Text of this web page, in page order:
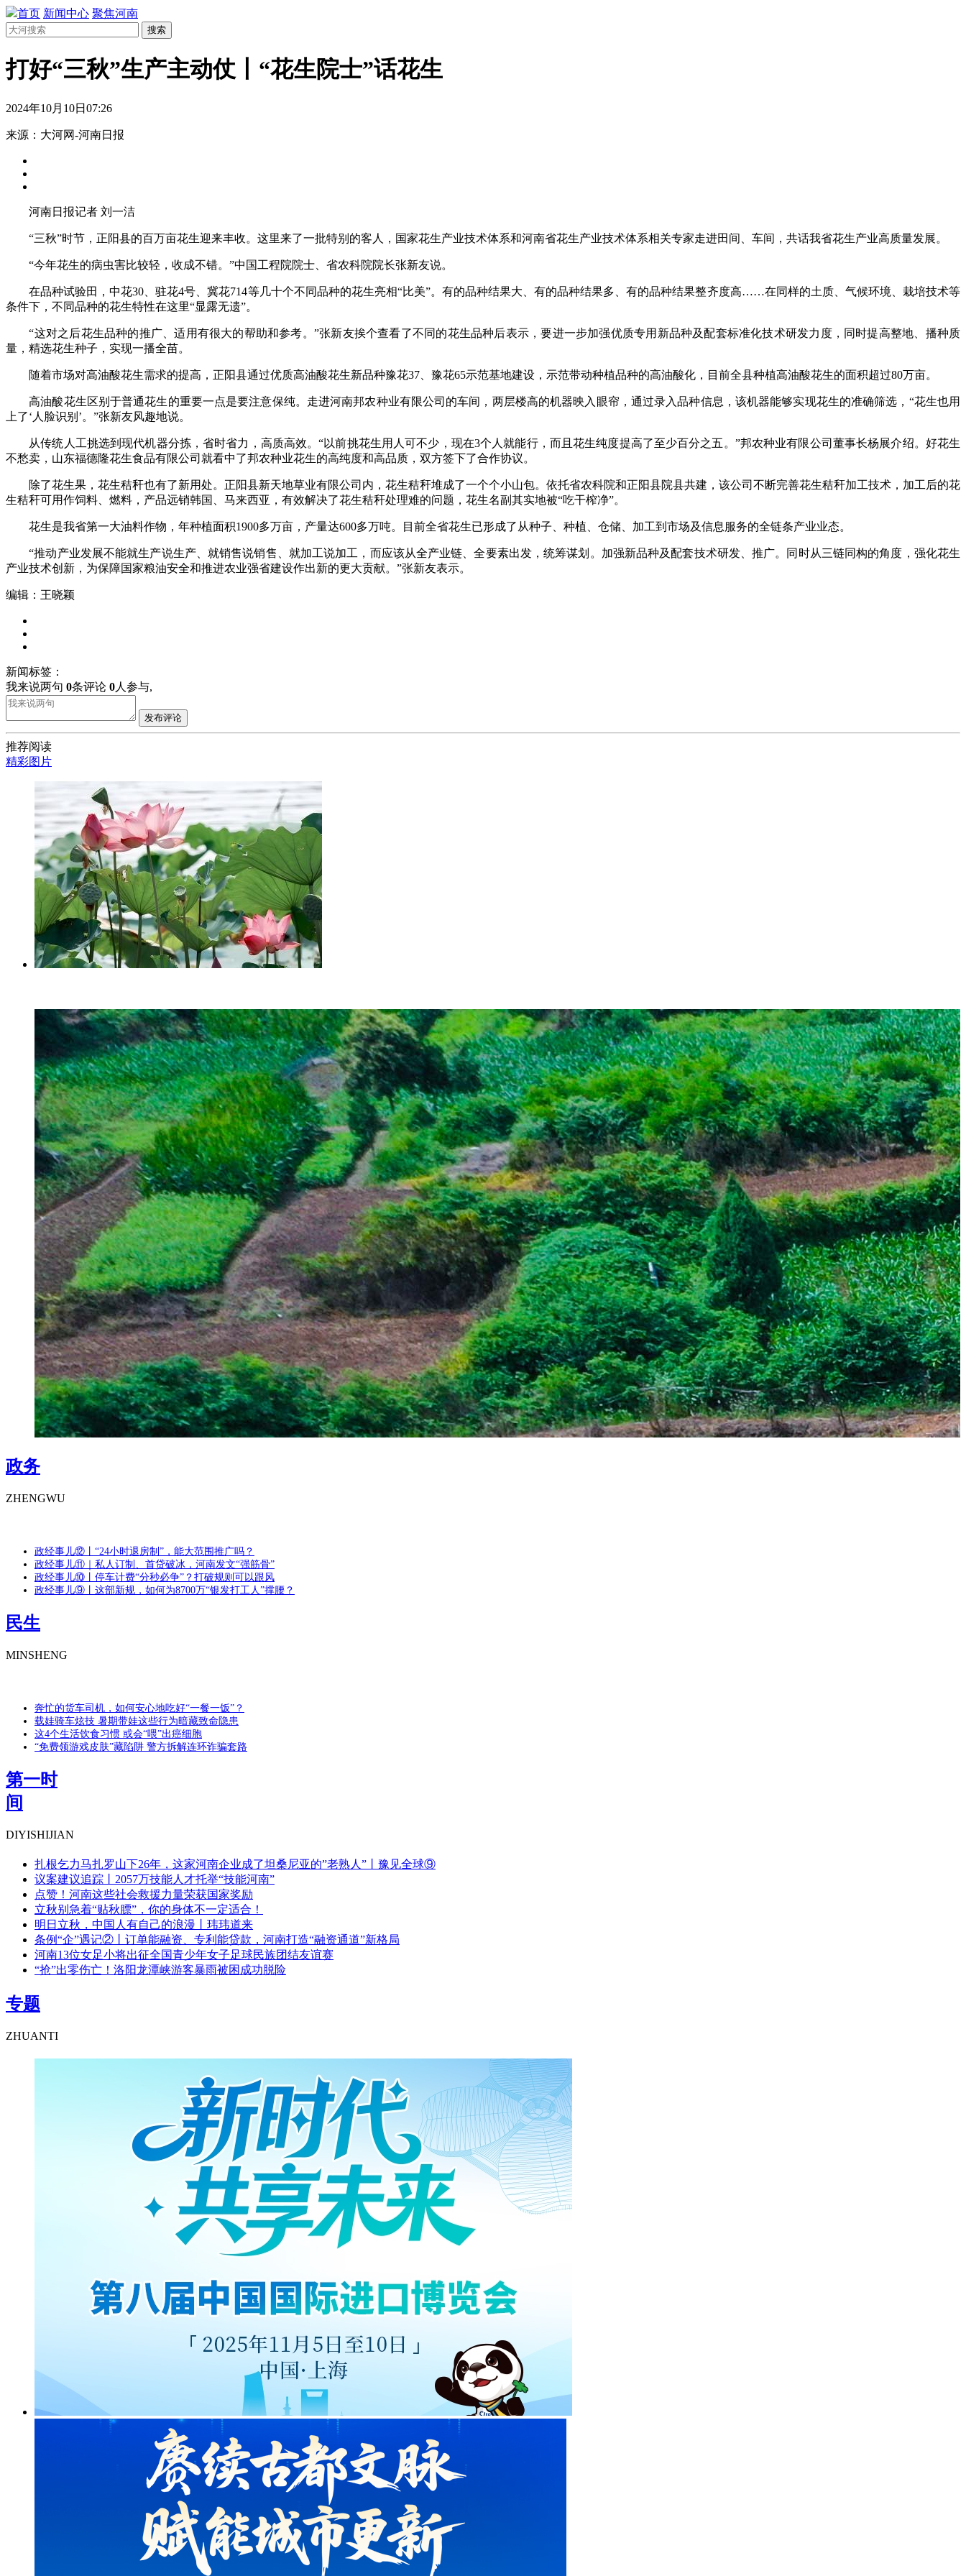
首页 新闻中心 聚焦河南
搜索
打好“三秋”生产主动仗丨“花生院士”话花生
2024年10月10日07:26
来源：大河网-河南日报
河南日报记者 刘一洁
“三秋”时节，正阳县的百万亩花生迎来丰收。这里来了一批特别的客人，国家花生产业技术体系和河南省花生产业技术体系相关专家走进田间、车间，共话我省花生产业高质量发展。
“今年花生的病虫害比较轻，收成不错。”中国工程院院士、省农科院院长张新友说。
在品种试验田，中花30、驻花4号、冀花714等几十个不同品种的花生亮相“比美”。有的品种结果大、有的品种结果多、有的品种结果整齐度高……在同样的土质、气候环境、栽培技术等
条件下，不同品种的花生特性在这里“显露无遗”。
“这对之后花生品种的推广、适用有很大的帮助和参考。”张新友挨个查看了不同的花生品种后表示，要进一步加强优质专用新品种及配套标准化技术研发力度，同时提高整地、播种质
量，精选花生种子，实现一播全苗。
随着市场对高油酸花生需求的提高，正阳县通过优质高油酸花生新品种豫花37、豫花65示范基地建设，示范带动种植品种的高油酸化，目前全县种植高油酸花生的面积超过80万亩。
高油酸花生区别于普通花生的重要一点是要注意保纯。走进河南邦农种业有限公司的车间，两层楼高的机器映入眼帘，通过录入品种信息，该机器能够实现花生的准确筛选，“花生也用
上了‘人脸识别’。”张新友风趣地说。
从传统人工挑选到现代机器分拣，省时省力，高质高效。“以前挑花生用人可不少，现在3个人就能行，而且花生纯度提高了至少百分之五。”邦农种业有限公司董事长杨展介绍。好花生
不愁卖，山东福德隆花生食品有限公司就看中了邦农种业花生的高纯度和高品质，双方签下了合作协议。
除了花生果，花生秸秆也有了新用处。正阳县新天地草业有限公司内，花生秸秆堆成了一个个小山包。依托省农科院和正阳县院县共建，该公司不断完善花生秸秆加工技术，加工后的花
生秸秆可用作饲料、燃料，产品远销韩国、马来西亚，有效解决了花生秸秆处理难的问题，花生名副其实地被“吃干榨净”。
花生是我省第一大油料作物，年种植面积1900多万亩，产量达600多万吨。目前全省花生已形成了从种子、种植、仓储、加工到市场及信息服务的全链条产业业态。
“推动产业发展不能就生产说生产、就销售说销售、就加工说加工，而应该从全产业链、全要素出发，统筹谋划。加强新品种及配套技术研发、推广。同时从三链同构的角度，强化花生
产业技术创新，为保障国家粮油安全和推进农业强省建设作出新的更大贡献。”张新友表示。
编辑：王晓颖
新闻标签：
我来说两句 0条评论 0人参与,
发布评论
推荐阅读